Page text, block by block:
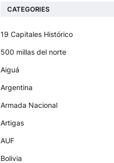
CATEGORIES
19 Capitales Histórico
500 millas del norte
Aiguá
Argentina
Armada Nacional
Artigas
AUF
Bolivia